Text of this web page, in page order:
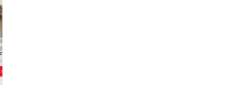
20 DE AGOSTO